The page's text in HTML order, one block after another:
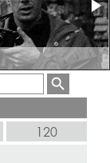
120